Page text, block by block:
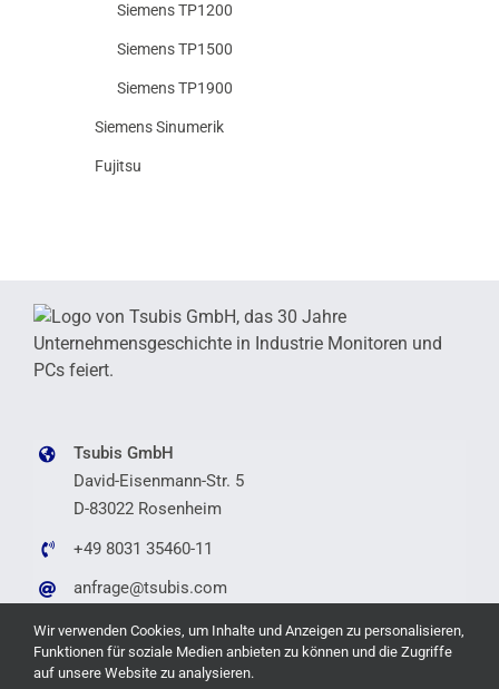
Siemens TP1200
Siemens TP1500
Siemens TP1900
Siemens Sinumerik
Fujitsu
Tsubis GmbH
David-Eisenmann-Str. 5
D-83022 Rosenheim
+49 8031 35460-11
anfrage@tsubis.com
Wir verwenden Cookies, um Inhalte und Anzeigen zu personalisieren,
Funktionen für soziale Medien anbieten zu können und die Zugriffe
auf unsere Website zu analysieren.